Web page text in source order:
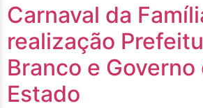
Carnaval da
realização
Branco e Governo
Estado